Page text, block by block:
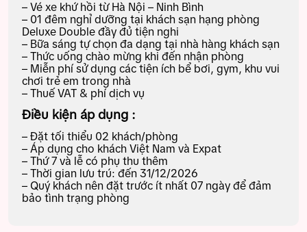
– Vé xe khứ hồi từ Hà Nội – Ninh Bình
– 01 đêm nghỉ dưỡng tại khách sạn hạng phòng
Deluxe Double đầy đủ tiện nghi
– Bữa sáng tự chọn đa dạng tại nhà hàng khách sạn
– Thức uống chào mừng khi đến nhận phòng
– Miễn phí sử dụng các tiện ích bể bơi, gym, khu vui
chơi trẻ em trong nhà
– Thuế VAT & phí dịch vụ
Điều kiện áp dụng :
– Đặt tối thiểu 02 khách/phòng
– Áp dụng cho khách Việt Nam và Expat
– Thứ 7 và lễ có phụ thu thêm
– Thời gian lưu trú: đến 31/12/2026
– Quý khách nên đặt trước ít nhất 07 ngày để đảm
bảo tình trạng phòng